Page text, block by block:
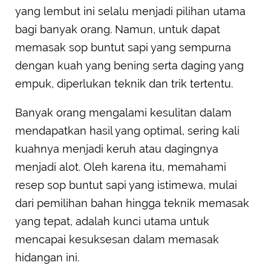
yang lembut ini selalu menjadi pilihan utama
bagi banyak orang. Namun, untuk dapat
memasak sop buntut sapi yang sempurna
dengan kuah yang bening serta daging yang
empuk, diperlukan teknik dan trik tertentu.
Banyak orang mengalami kesulitan dalam
mendapatkan hasil yang optimal, sering kali
kuahnya menjadi keruh atau dagingnya
menjadi alot. Oleh karena itu, memahami
resep sop buntut sapi yang istimewa, mulai
dari pemilihan bahan hingga teknik memasak
yang tepat, adalah kunci utama untuk
mencapai kesuksesan dalam memasak
hidangan ini.